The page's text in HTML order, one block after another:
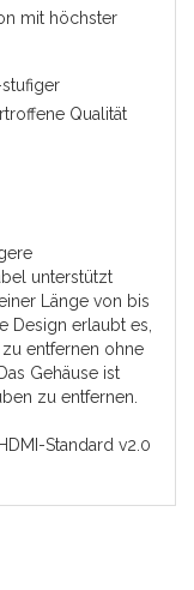
mit höchster
Qualität
unterstützt
Länge von bis
Design erlaubt es,
entfernen ohne
Gehäuse ist
zu entfernen.
Standard v2.0